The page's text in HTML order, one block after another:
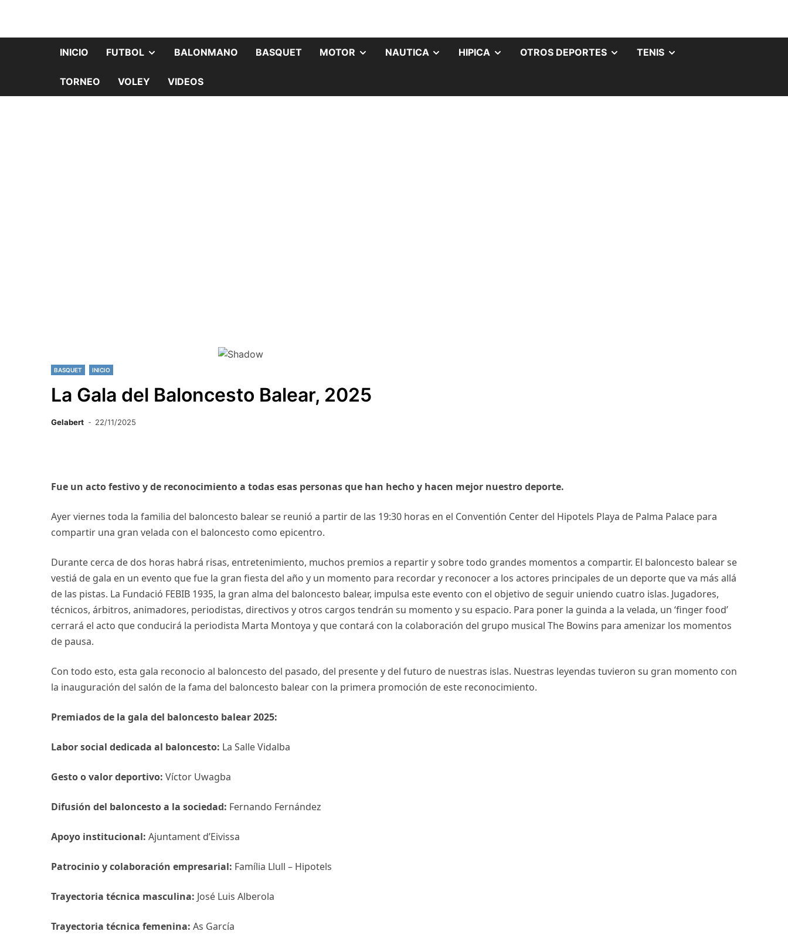
INICIO FUTBOL BALONMANO BASQUET MOTOR NAUTICA HIPICA OTROS DEPORTES TENIS
TORNEO VOLEY VIDEOS
BASQUET INICIO
La Gala del Baloncesto Balear, 2025
Gelabert 22/11/2025
Fue un acto festivo y de reconocimiento a todas esas personas que han hecho y hacen mejor nuestro deporte.
Ayer viernes toda la familia del baloncesto balear se reunió a partir de las 19:30 horas en el Conventión Center del Hipotels Playa de Palma Palace para
compartir una gran velada con el baloncesto como epicentro.
Durante cerca de dos horas habrá risas, entretenimiento, muchos premios a repartir y sobre todo grandes momentos a compartir. El baloncesto balear se
vestiá de gala en un evento que fue la gran fiesta del año y un momento para recordar y reconocer a los actores principales de un deporte que va más allá
de las pistas. La Fundació FEBIB 1935, la gran alma del baloncesto balear, impulsa este evento con el objetivo de seguir uniendo cuatro islas. Jugadores,
técnicos, árbitros, animadores, periodistas, directivos y otros cargos tendrán su momento y su espacio. Para poner la guinda a la velada, un ‘finger food’
cerrará el acto que conducirá la periodista Marta Montoya y que contará con la colaboración del grupo musical The Bowins para amenizar los momentos
de pausa.
Con todo esto, esta gala reconocio al baloncesto del pasado, del presente y del futuro de nuestras islas. Nuestras leyendas tuvieron su gran momento con
la inauguración del salón de la fama del baloncesto balear con la primera promoción de este reconocimiento.
Premiados de la gala del baloncesto balear 2025:
Labor social dedicada al baloncesto: La Salle Vidalba
Gesto o valor deportivo: Víctor Uwagba
Difusión del baloncesto a la sociedad: Fernando Fernández
Apoyo institucional: Ajuntament d’Eivissa
Patrocinio y colaboración empresarial: Família Llull – Hipotels
Trayectoria técnica masculina: José Luis Alberola
Trayectoria técnica femenina: As García